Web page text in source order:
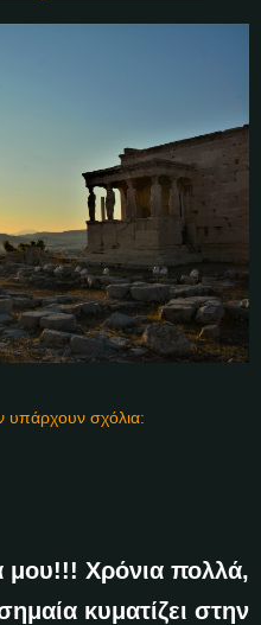
υπάρχουν σχόλια:
μου!!! Χρόνια πολλά,
κυματίζει στην